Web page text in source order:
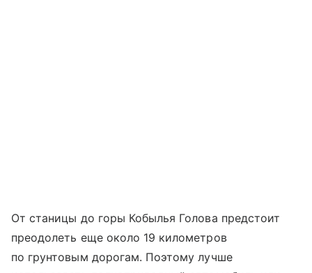
От станицы до горы Кобылья Голова предстоит
преодолеть еще около 19 километров
по грунтовым дорогам. Поэтому лучше